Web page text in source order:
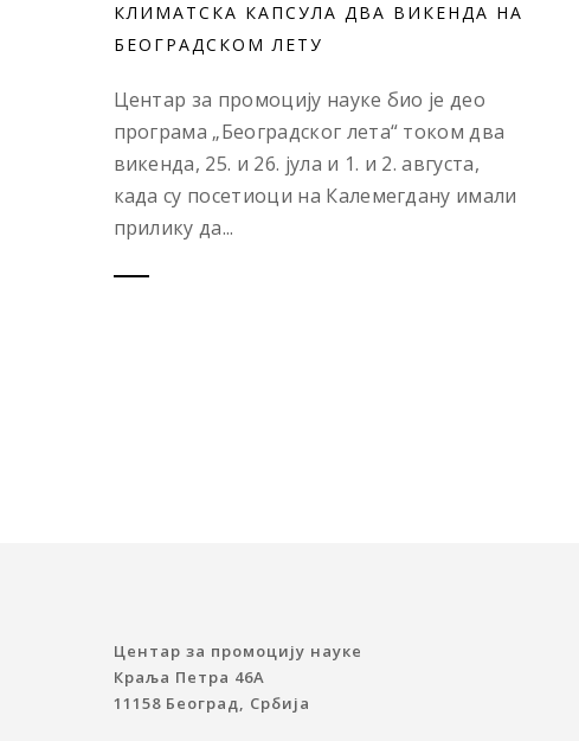
КЛИМАТСКА КАПСУЛА ДВА ВИКЕНДА НА
БЕОГРАДСКОМ ЛЕТУ
Центар за промоцију науке био је део
програма „Београдског лета“ током два
викенда, 25. и 26. јула и 1. и 2. августа,
када су посетиоци на Калемегдану имали
прилику да...
Центар за промоцију науке
Краља Петра 46A
11158 Београд, Србија